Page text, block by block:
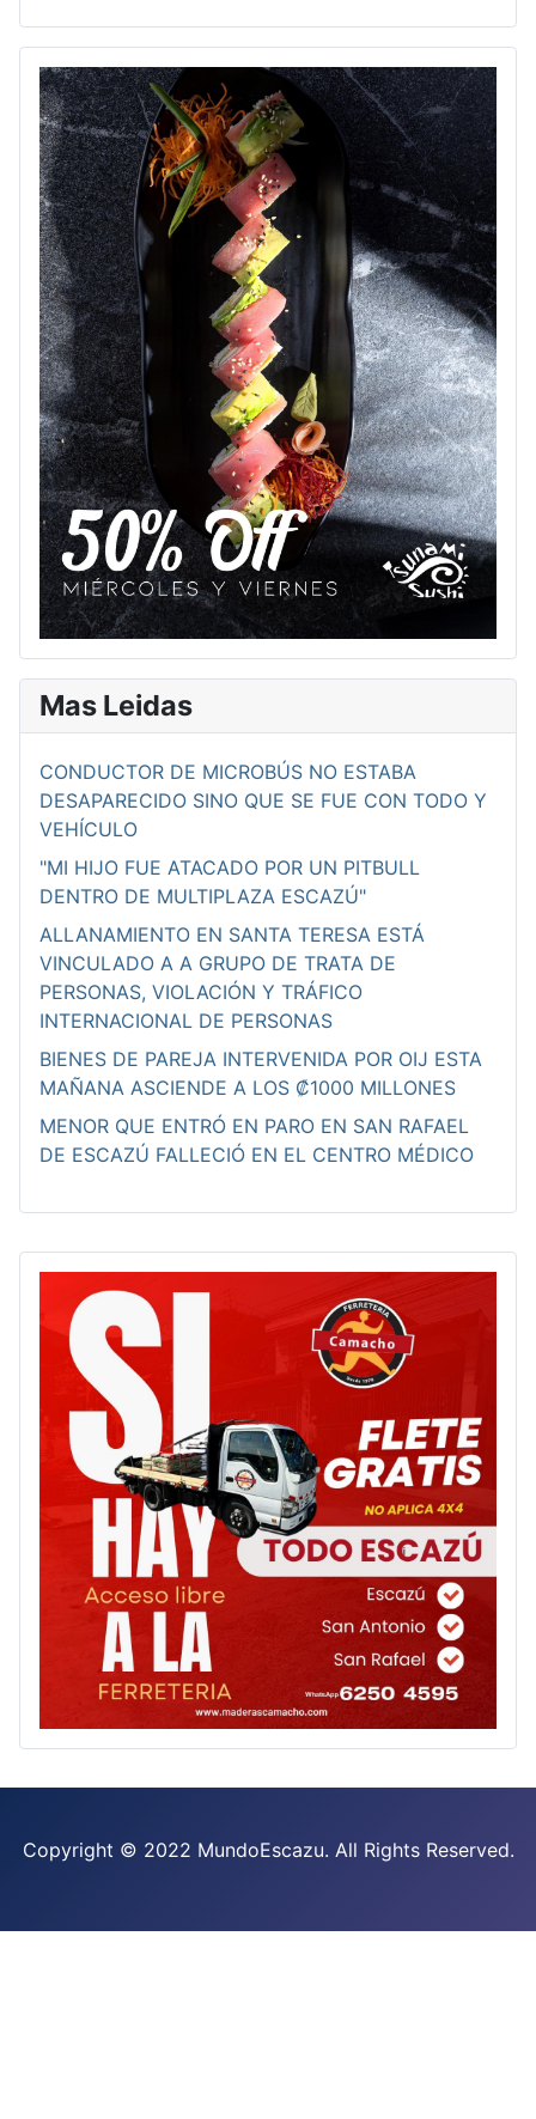
Mas Leidas
CONDUCTOR DE MICROBÚS NO ESTABA
DESAPARECIDO SINO QUE SE FUE CON TODO Y
VEHÍCULO
"MI HIJO FUE ATACADO POR UN PITBULL
DENTRO DE MULTIPLAZA ESCAZÚ"
ALLANAMIENTO EN SANTA TERESA ESTÁ
VINCULADO A A GRUPO DE TRATA DE
PERSONAS, VIOLACIÓN Y TRÁFICO
INTERNACIONAL DE PERSONAS
BIENES DE PAREJA INTERVENIDA POR OIJ ESTA
MAÑANA ASCIENDE A LOS ₡1000 MILLONES
MENOR QUE ENTRÓ EN PARO EN SAN RAFAEL
DE ESCAZÚ FALLECIÓ EN EL CENTRO MÉDICO
Copyright © 2022 MundoEscazu. All Rights Reserved.